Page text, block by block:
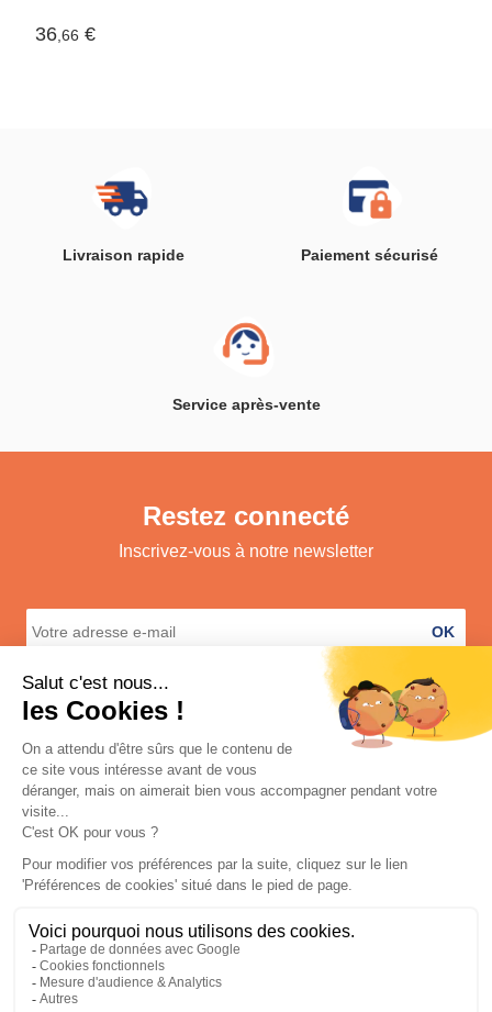
Hannde InnovaGoods
36,66 €
Livraison rapide Paiement sécurisé
Service après-vente
Restez connecté
Inscrivez-vous à notre newsletter
OK
A propos
Services
Informations légales
Contact